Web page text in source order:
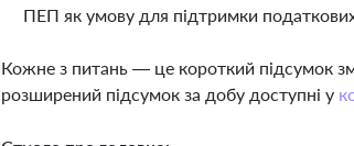
ПЕП як умову для підтримки
Кожне з питань — це короткий підсумок
розширений підсумок за добу доступні у